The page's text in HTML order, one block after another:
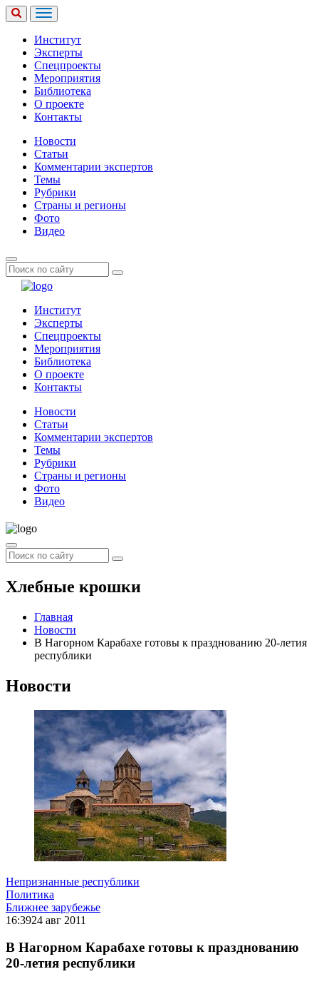
Институт
Эксперты
Спецпроекты
Мероприятия
Библиотека
О проекте
Контакты
Новости
Статьи
Комментарии экспертов
Темы
Рубрики
Страны и регионы
Фото
Видео
Институт
Эксперты
Спецпроекты
Мероприятия
Библиотека
О проекте
Контакты
Новости
Статьи
Комментарии экспертов
Темы
Рубрики
Страны и регионы
Фото
Видео
Хлебные крошки
Главная
Новости
В Нагорном Карабахе готовы к празднованию 20-летия
республики
Новости
Непризнанные республики
Политика
Ближнее зарубежье
16:3924 авг 2011
В Нагорном Карабахе готовы к празднованию
20-летия республики